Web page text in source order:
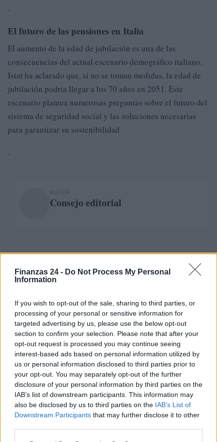
Finanzas 24 - Do Not Process My Personal
Information
If you wish to opt-out of the sale, sharing to third parties, or
processing of your personal or sensitive information for
targeted advertising by us, please use the below opt-out
section to confirm your selection. Please note that after your
opt-out request is processed you may continue seeing
interest-based ads based on personal information utilized by
us or personal information disclosed to third parties prior to
your opt-out. You may separately opt-out of the further
disclosure of your personal information by third parties on the
IAB’s list of downstream participants. This information may
also be disclosed by us to third parties on the IAB’s List of
Downstream Participants that may further disclose it to other
.
El futuro de las pensiones en Italia
El aumento de la edad de jubilación es una de las
consecuencias del actual escenario demográfico italiano.
Istat ha aclarado que, si no se toman medidas, la edad de
jubilación podría llegar a los 70 años en 2051. Este
escenario plantea numerosas preguntas sobre el futuro del
sistema de seguridad social y las soluciones necesarias
para garantizar su sostenibilidad
.
AUTOR
Consejo editorial